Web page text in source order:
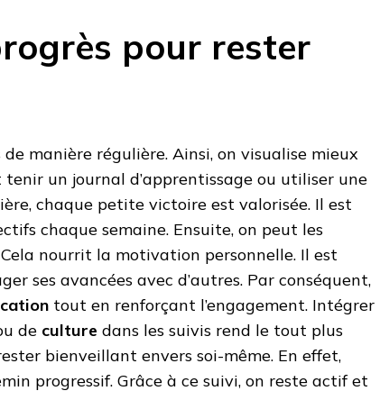
pour rester
manière régulière. Ainsi, on visualise mieux
tenir un journal d’apprentissage ou utiliser une
chaque petite victoire est valorisée. Il est
chaque semaine. Ensuite, on peut les
nourrit la motivation personnelle. Il est
ses avancées avec d’autres. Par conséquent,
tout en renforçant l’engagement. Intégrer
de culture dans les suivis rend le tout plus
bienveillant envers soi-même. En effet,
progressif. Grâce à ce suivi, on reste actif et